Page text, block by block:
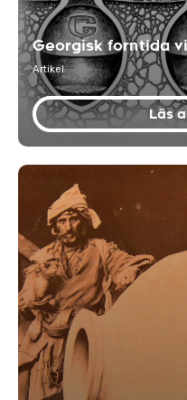
Georgisk forntida
Artikel
Läs